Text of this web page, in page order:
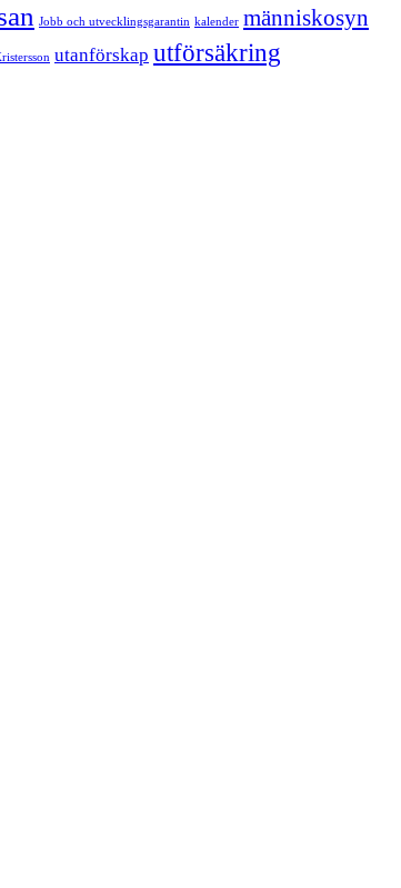
Jobb och utvecklingsgarantin kalender människosyn
utanförskap utförsäkring